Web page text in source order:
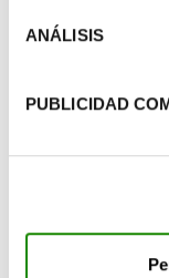
ANÁLISIS
PUBLICIDAD
Día
por qué